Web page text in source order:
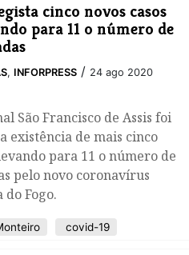
cinco novos casos
para 11 o número de
, INFORPRESS / 24 ago 2020
São Francisco de Assis foi
existência de mais cinco
para 11 o número de
pelo novo coronavírus
Fogo.
covid-19